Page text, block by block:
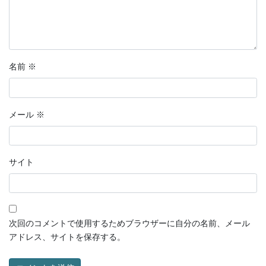
名前 ※
メール ※
サイト
次回のコメントで使用するためブラウザーに自分の名前、メール
アドレス、サイトを保存する。